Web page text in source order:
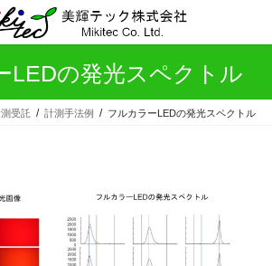
LEDの発光スペクトル
受託 計測手法例 フルカラーLEDの発光スペクトル